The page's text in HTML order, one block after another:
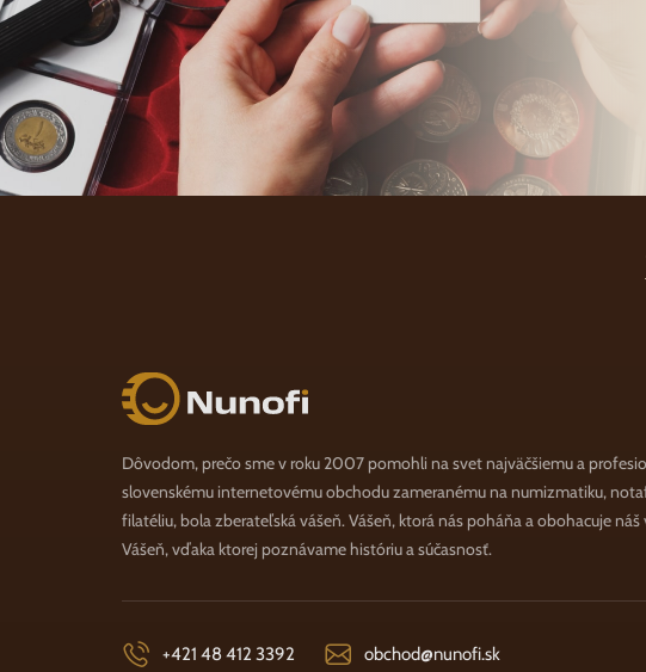
Nunofi.sk
Dôvodom, prečo sme v roku 2007 pomohli na svet najväčšiemu a
slovenskému internetovému obchodu zameranému na numizmatiku,
filatéliu, bola zberateľská vášeň. Vášeň, ktorá nás poháňa a obohacuje náš
Vášeň, vďaka ktorej poznávame históriu a súčasnosť.
+421 48 412 3392 obchod@nunofi.sk